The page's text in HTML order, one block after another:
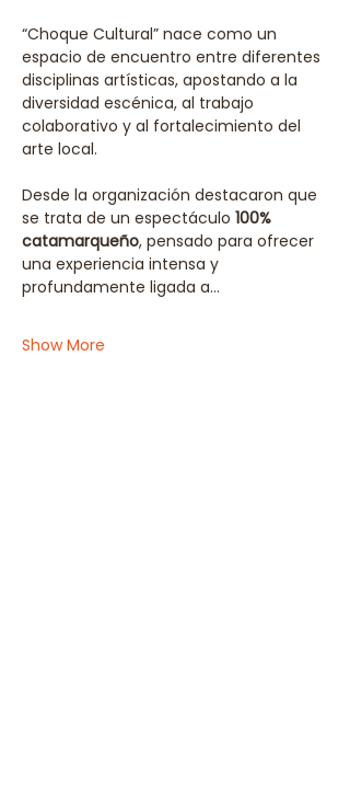
“Choque Cultural” nace como un
espacio de encuentro entre diferentes
disciplinas artísticas, apostando a la
diversidad escénica, al trabajo
colaborativo y al fortalecimiento del
arte local.
Desde la organización destacaron que
se trata de un espectáculo 100%
catamarqueño, pensado para ofrecer
una experiencia intensa y
profundamente ligada a…
Show More